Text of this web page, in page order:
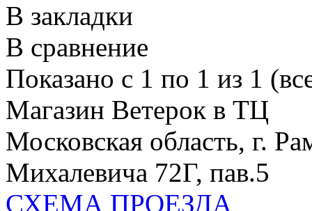
В закладки
В сравнение
Показано с 1 по 1 из 1
Магазин Ветерок в ТЦ
Московская область, г.
Михалевича 72Г, пав.5
СХЕМА ПРОЕЗДА